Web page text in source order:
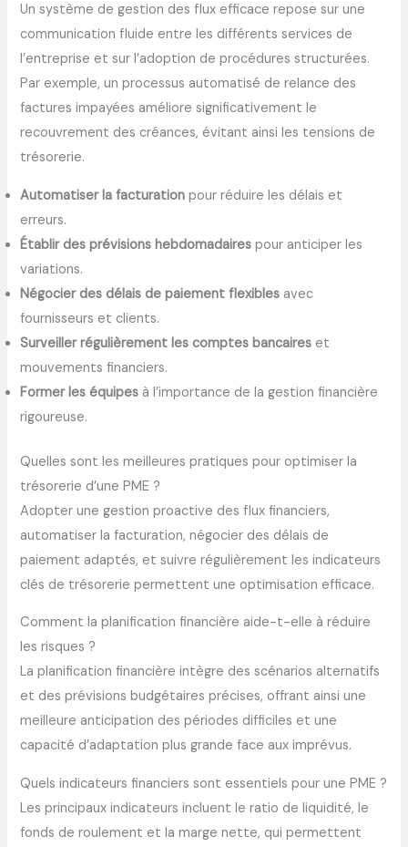
Un système de gestion des flux efficace repose sur une
communication fluide entre les différents services de
l’entreprise et sur l’adoption de procédures structurées.
Par exemple, un processus automatisé de relance des
factures impayées améliore significativement le
recouvrement des créances, évitant ainsi les tensions de
trésorerie.
Automatiser la facturation pour réduire les délais et
erreurs.
Établir des prévisions hebdomadaires pour anticiper les
variations.
Négocier des délais de paiement flexibles avec
fournisseurs et clients.
Surveiller régulièrement les comptes bancaires et
mouvements financiers.
Former les équipes à l’importance de la gestion financière
rigoureuse.
Quelles sont les meilleures pratiques pour optimiser la
trésorerie d’une PME ?
Adopter une gestion proactive des flux financiers,
automatiser la facturation, négocier des délais de
paiement adaptés, et suivre régulièrement les indicateurs
clés de trésorerie permettent une optimisation efficace.
Comment la planification financière aide-t-elle à réduire
les risques ?
La planification financière intègre des scénarios alternatifs
et des prévisions budgétaires précises, offrant ainsi une
meilleure anticipation des périodes difficiles et une
capacité d’adaptation plus grande face aux imprévus.
Quels indicateurs financiers sont essentiels pour une PME ?
Les principaux indicateurs incluent le ratio de liquidité, le
fonds de roulement et la marge nette, qui permettent